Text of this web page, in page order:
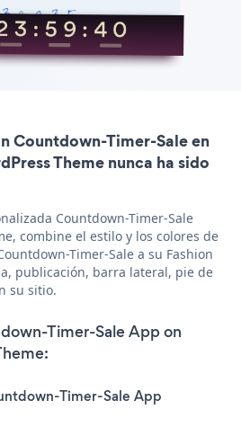
Countdown-Timer-Sale en
Theme nunca ha sido
Countdown-Timer-Sale
combine el estilo y los colores de
Timer-Sale a su Fashion
publicación, barra lateral, pie de
su sitio.
Timer-Sale App on
Timer-Sale App